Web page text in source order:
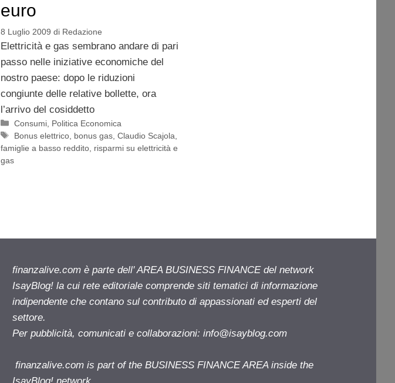
euro
8 Luglio 2009 di Redazione
Elettricità e gas sembrano andare di pari
passo nelle iniziative economiche del
nostro paese: dopo le riduzioni
congiunte delle relative bollette, ora
l’arrivo del cosiddetto
Categorie
Consumi Politica Economica
Tag
Bonus elettrico bonus gas ,Claudio Scajola
famiglie a basso reddito, risparmi su elettricità e
gas
finanzalive.com è parte dell' AREA BUSINESS FINANCE del network
IsayBlog! la cui rete editoriale comprende siti tematici di informazione
indipendente che contano sul contributo di appassionati ed esperti del
settore.
Per pubblicità, comunicati e collaborazioni: info@isayblog.com
finanzalive.com is part of the BUSINESS FINANCE AREA inside the
IsayBlog! network.